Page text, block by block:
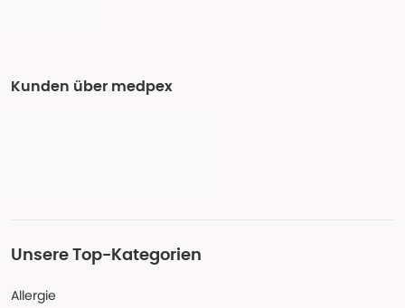
Kunden über medpex
Unsere Top-Kategorien
Allergie